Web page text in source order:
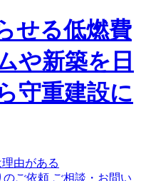
ご相談・お問い